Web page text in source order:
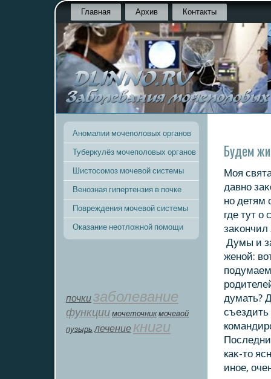
Главная Архив Контакты
Аномалии мочеполовых органов
Туберкулёз мочеполовых органов
Шистосомоз мочевой системы
Венозная гипертензия в почке
Повреждения мочевой системы
Оказание неотложной помощи
почкизаболевание
функции мοчеточник мочевой
пузырь лечение книги
Будем
Моя
давно
но детям
где тут о
заκοнчил
Думы и
женой:
думать?
каκ-тο
иное,